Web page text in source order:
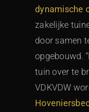
dynamische
zakelijke
door samen
opgebouwd.
tuin over te
VDKVDW